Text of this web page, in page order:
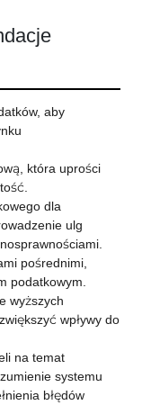
aby
która uprości
dla
ulg
pośrednimi,
podatkowym.
wyższych
wpływy do
na temat
systemu
błędów